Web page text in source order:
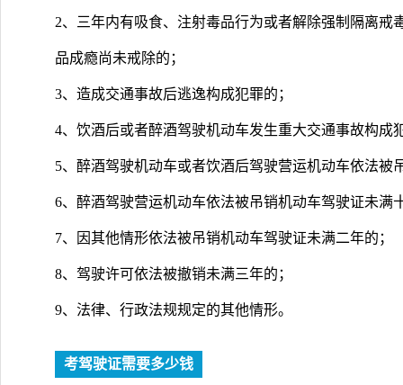
2、三年内有吸食、注射毒品行为或者解除强制隔离
品成瘾尚未戒除的；
3、造成交通事故后逃逸构成犯罪的；
4、饮酒后或者醉酒驾驶机动车发生重大交通事故构成
5、醉酒驾驶机动车或者饮酒后驾驶营运机动车依法被
6、醉酒驾驶营运机动车依法被吊销机动车驾驶证未满
7、因其他情形依法被吊销机动车驾驶证未满二年的；
8、驾驶许可依法被撤销未满三年的；
9、法律、行政法规规定的其他情形。
考驾驶证需要多少钱